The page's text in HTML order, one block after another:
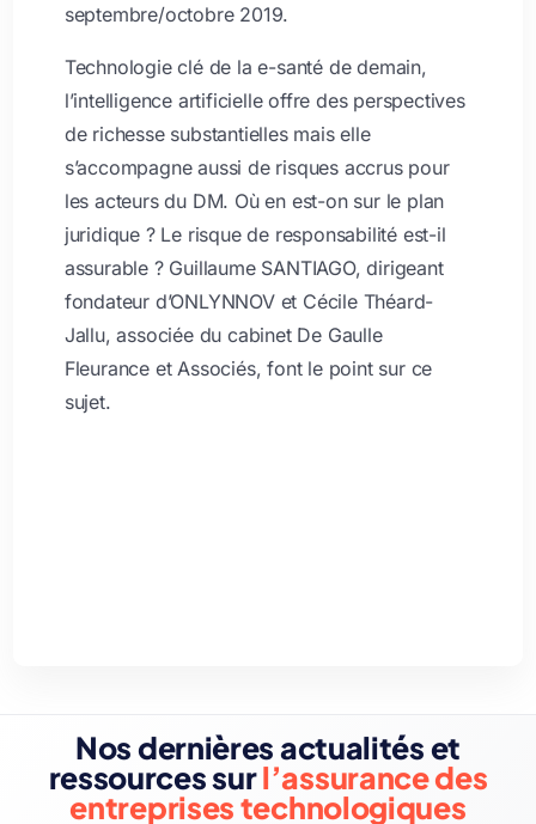
septembre/octobre 2019.
Technologie clé de la e-santé de demain,
l’intelligence artificielle offre des perspectives
de richesse substantielles mais elle
s’accompagne aussi de risques accrus pour
les acteurs du DM. Où en est-on sur le plan
juridique ? Le risque de responsabilité est-il
assurable ? Guillaume SANTIAGO, dirigeant
fondateur d’ONLYNNOV et Cécile Théard-
Jallu, associée du cabinet De Gaulle
Fleurance et Associés, font le point sur ce
sujet.
Nos dernières actualités et
ressources surl’assurance des
entreprises technologiques